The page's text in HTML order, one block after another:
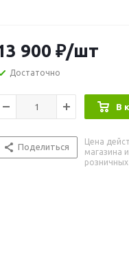
900 ₽/шт
Достаточно
В
Поделиться
Цена
магазина